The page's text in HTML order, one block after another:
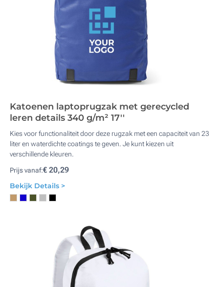
Katoenen laptoprugzak met gerecycled
leren details 340 g/m² 17''
Kies voor functionaliteit door deze rugzak met een capaciteit van 23
liter en waterdichte coatings te geven. Je kunt kiezen uit
verschillende kleuren.
Prijs vanaf:€ 20,29
Bekijk Details >